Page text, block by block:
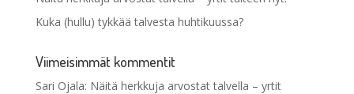
Kuka (hullu) tykkää talvesta huhtikuussa?
Viimeisimmät kommentit
Sari Ojala: Näitä herkkuja arvostat talvella – yrtit